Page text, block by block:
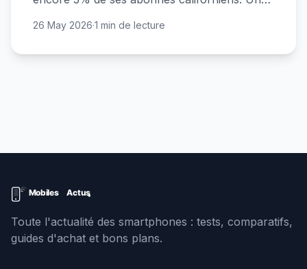
26 May 2026·1 min de lecture
Toute l'actualité des smartphones : tests, comparatifs,
guides d'achat et bons plans.